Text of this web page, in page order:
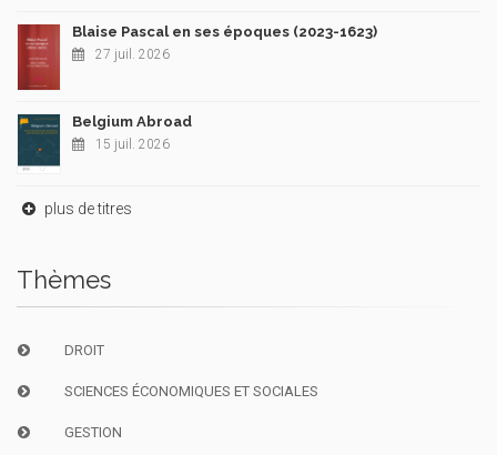
Blaise Pascal en ses époques (2023-1623)
27 juil. 2026
Belgium Abroad
15 juil. 2026
plus de titres
Thèmes
DROIT
SCIENCES ÉCONOMIQUES ET SOCIALES
GESTION